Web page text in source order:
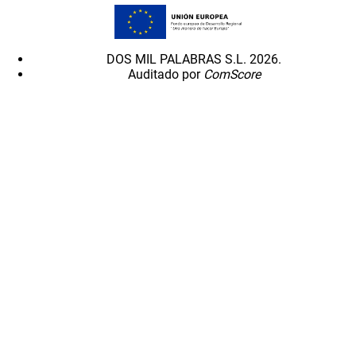
DOS MIL PALABRAS S.L. 2026.
Auditado por ComScore